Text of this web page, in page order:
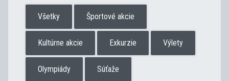
Všetky Športové akcie
Kultúrne akcie Exkurzie Výlety
Olympiády Súťaže